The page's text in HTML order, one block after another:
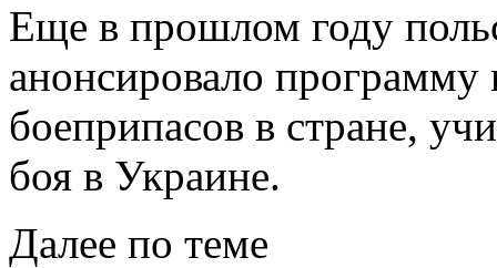
Еще в прошлом году
анонсировало программу
боеприпасов в стране,
боя в Украине.
Далее по теме